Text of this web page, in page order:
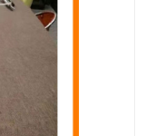
降水降尘采样器
油气回收
境采样器